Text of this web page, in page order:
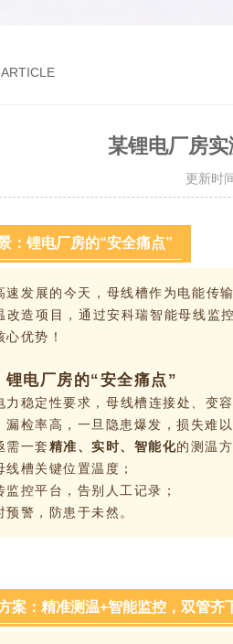
某锂电厂房
更新时
：锂电厂房的“安全痛点”
速发展的今天，母线槽作为电能传
改造项目，通过安科瑞智能母线监
优势！
锂电厂房的“安全痛点”
力稳定性要求，母线槽连接处、变
漏检率高，一旦隐患爆发，损失难以
需一套精准、实时、智能化的测温
槽关键位置温度；
监控平台，告别人工记录；
警，防患于未然。
案：精准测温+智能监控，双管齐